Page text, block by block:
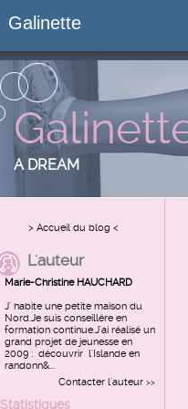
Galinette
A DREAM
> Accueil du blog <
L'auteur
Marie-Christine HAUCHARD
J' habite une petite maison du
Nord.Je suis conseillère en
formation continue.J'ai réalisé un
grand projet de jeunesse en
2009 : découvrir l'Islande en
randonn&...
Contacter l'auteur >>
Statistiques